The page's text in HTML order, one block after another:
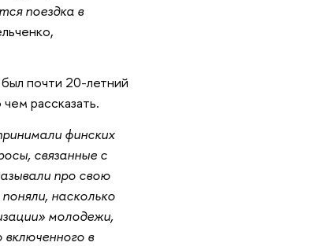
поездка в
почти 20-летний
рассказать.
финских
связанные с
про свою
насколько
молодежи,
в